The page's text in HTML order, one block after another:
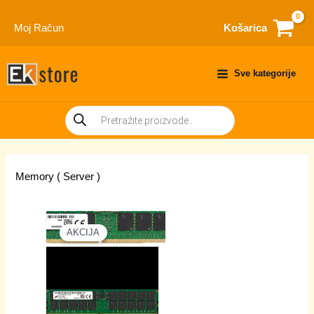
Moj Račun Košarica
Sve kategorije
Products
search
Memory ( Server )
AKCIJA